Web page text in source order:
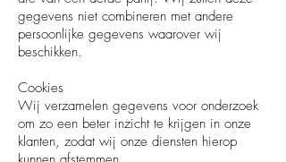
gegevens niet combineren met andere
persoonlijke gegevens waarover wij
beschikken.
Cookies
Wij verzamelen gegevens voor onderzoek
om zo een beter inzicht te krijgen in onze
klanten, zodat wij onze diensten hierop